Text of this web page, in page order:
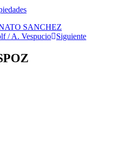
SANCHEZ
/ A. Vespucio Siguiente